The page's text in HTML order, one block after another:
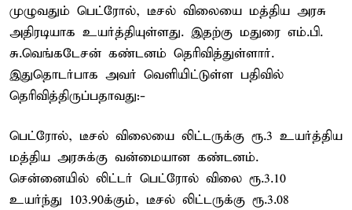
முழுவதும் பெட்ரோல், டீசல் விலையை மத்திய அரசு
அதிரடியாக உயர்த்தியுள்ளது. இதற்கு மதுரை எம்.பி.
சு.வெங்கடேசன் கண்டனம் தெரிவித்துள்ளார்.
இதுதொடர்பாக அவர் வெளியிட்டுள்ள பதிவில்
தெரிவித்திருப்பதாவது:-
பெட்ரோல், டீசல் விலையை லிட்டருக்கு ரூ.3 உயர்த்திய
மத்திய அரசுக்கு வன்மையான கண்டனம்.
சென்னையில் லிட்டர் பெட்ரோல் விலை ரூ.3.10
உயர்ந்து 103.90க்கும், டீசல் லிட்டருக்கு ரூ.3.08